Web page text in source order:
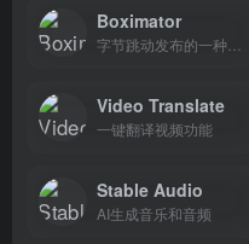
Boximator
字节跳动发布的一种视频编辑工具，Boximator能让用户通过简单的操作控制生成视频中主体的运动轨迹。
Video Translate
一键翻译视频功能
Stable Audio
AI生成音乐和音频